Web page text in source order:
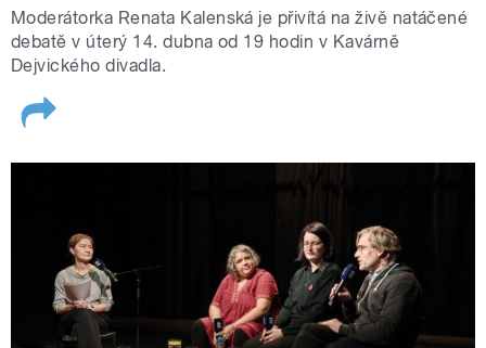
Moderátorka Renata Kalenská je přivítá na živě natáčené
debatě v úterý 14. dubna od 19 hodin v Kavárně
Dejvického divadla.